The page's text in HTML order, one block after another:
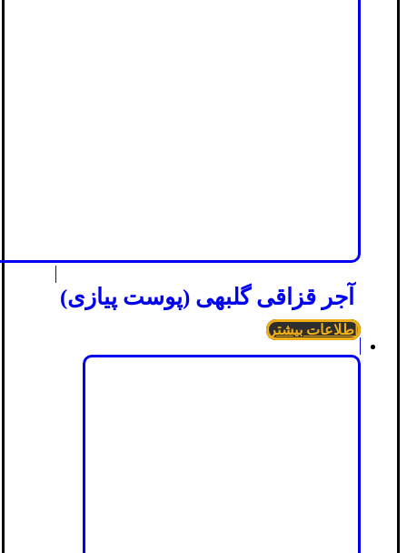
آجر قزاقی گلبهی (پوست پیازی)
اطلاعات بیشتر